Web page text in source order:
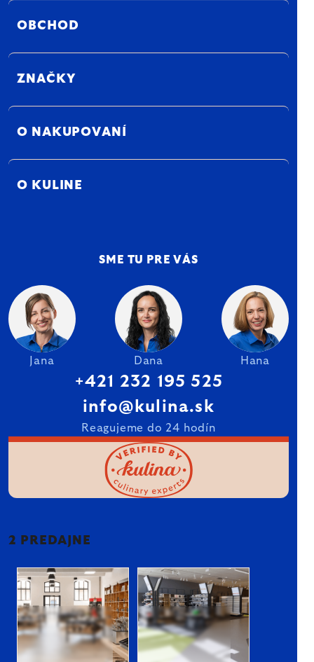
OBCHOD
ZNAČKY
O NAKUPOVANÍ
O KULINE
SME TU PRE VÁS
Jana Dana Hana
+421 232 195 525
info@kulina.sk
Reagujeme do 24 hodín
2 PREDAJNE